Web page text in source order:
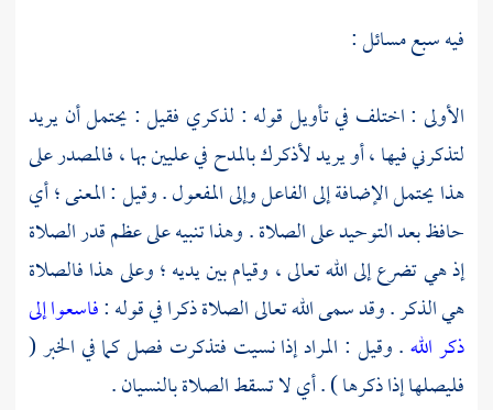
فيه سبع مسائل :
الأولى : اختلف في تأويل قوله : لذكري فقيل : يحتمل أن يريد
لتذكرني فيها ، أو يريد لأذكرك بالمدح في عليين بها ، فالمصدر على
هذا يحتمل الإضافة إلى الفاعل وإلى المفعول . وقيل : المعنى ؛ أي
حافظ بعد التوحيد على الصلاة . وهذا تنبيه على عظم قدر الصلاة
إذ هي تضرع إلى الله تعالى ، وقيام بين يديه ؛ وعلى هذا فالصلاة
هي الذكر . وقد سمى الله تعالى الصلاة ذكرا في قوله :فاسعوا إلى
ذكر الله. وقيل : المراد إذا نسيت فتذكرت فصل كما في الخبر (
فليصلها إذا ذكرها ) . أي لا تسقط الصلاة بالنسيان .